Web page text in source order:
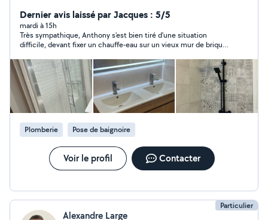
ancien plombier de metier je reste a votre service !
Dernier avis laissé par Jacques : 5/5
mardi à 15h
Très sympathique, Anthony s'est bien tiré d'une situation
difficile, devant fixer un chauffe-eau sur un vieux mur de brique.
Plomberie Pose de baignoire
Voir le profil Contacter
Particulier
Alexandre Large